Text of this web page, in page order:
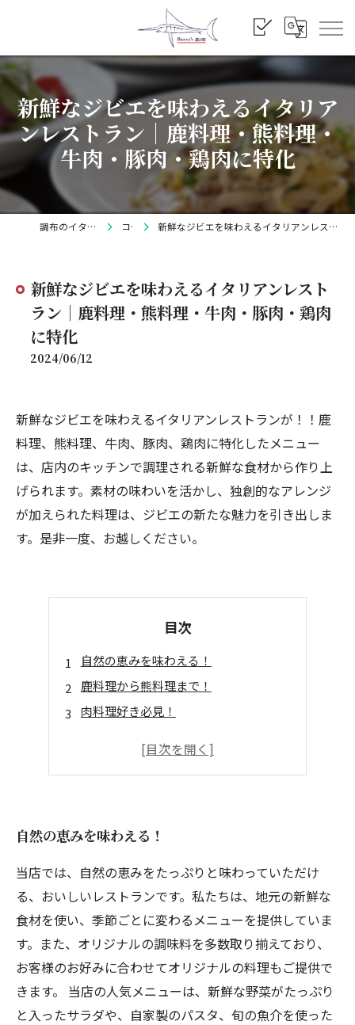
新鮮なジビエを味わえるイタリア
ンレストラン｜鹿料理・熊料理・
牛肉・豚肉・鶏肉に特化
調布のイタリアンならBarry's コラム 新鮮なジビエを味わえるイタリアンレストラン｜鹿料理・熊料理・牛肉・豚肉・鶏肉に特化
新鮮なジビエを味わえるイタリアンレスト
ラン｜鹿料理・熊料理・牛肉・豚肉・鶏肉
に特化
2024/06/12
新鮮なジビエを味わえるイタリアンレストランが！！鹿
料理、熊料理、牛肉、豚肉、鶏肉に特化したメニュー
は、店内のキッチンで調理される新鮮な食材から作り上
げられます。素材の味わいを活かし、独創的なアレンジ
が加えられた料理は、ジビエの新たな魅力を引き出しま
す。是非一度、お越しください。
目次
自然の恵みを味わえる！
鹿料理から熊料理まで！
肉料理好き必見！
季節の味覚も楽しめる！
自然の恵みを味わえる！
当店では、自然の恵みをたっぷりと味わっていただけ
る、おいしいレストランです。私たちは、地元の新鮮な
食材を使い、季節ごとに変わるメニューを提供していま
す。また、オリジナルの調味料を多数取り揃えており、
お客様のお好みに合わせてオリジナルの料理もご提供で
きます。 当店の人気メニューは、新鮮な野菜がたっぷり
と入ったサラダや、自家製のパスタ、旬の魚介を使った